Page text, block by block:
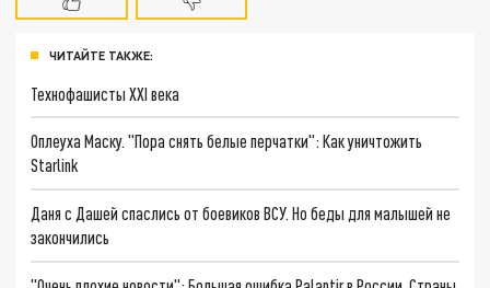
ЧИТАЙТЕ ТАКЖЕ:
Технофашисты XXI века
Оплеуха Маску. "Пора снять белые перчатки": Как уничтожить
Starlink
Даня с Дашей спаслись от боевиков ВСУ. Но беды для малышей не
закончились